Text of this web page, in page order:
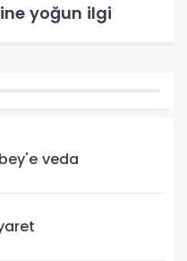
yoğun ilgi
veda